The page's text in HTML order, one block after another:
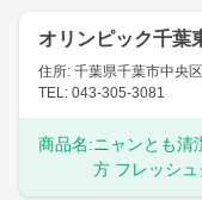
オリンピック千葉
住所: 千葉県千葉市中央
TEL: 043-305-3081
商品名:ニャンとも清
方 フレッシュ